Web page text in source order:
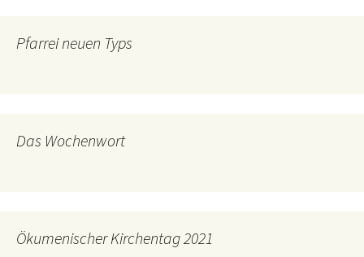
Pfarrei neuen Typs
Das Wochenwort
Ökumenischer Kirchentag 2021